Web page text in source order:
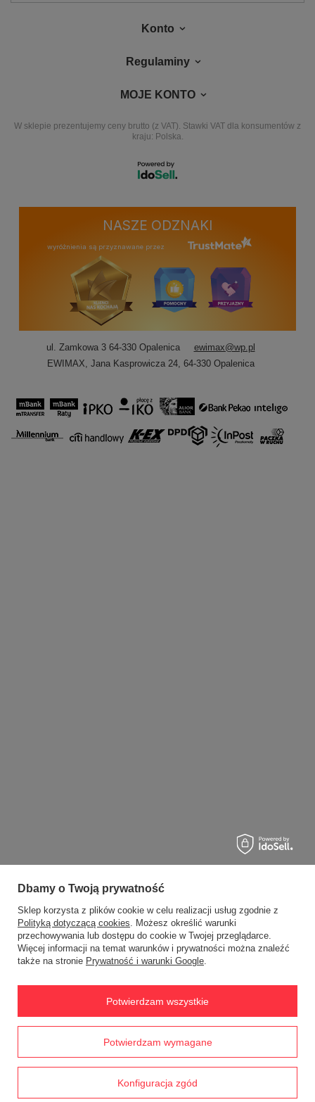
Konto
Regulaminy
MOJE KONTO
W sklepie prezentujemy ceny brutto (z VAT). Stawki VAT dla konsumentów z
kraju: Polska.
NASZE ODZNAKI
wyróżnienia są przyznawane przez
ul. Zamkowa 3 64-330 Opalenica
ewimax@wp.pl
EWIMAX Jana Kasprowicza 24, 64-330Opalenica
Dbamy o Twoją prywatność
Sklep korzysta z plików cookie w celu realizacji usług zgodnie z
Polityką dotyczącą cookies. Możesz określić warunki
przechowywania lub dostępu do cookie w Twojej przeglądarce.
Więcej informacji na temat warunków i prywatności można znaleźć
także na stronie Prywatność i warunki Google.
Potwierdzam wymagane
Konfiguracja zgód
Potwierdzam wszystkie